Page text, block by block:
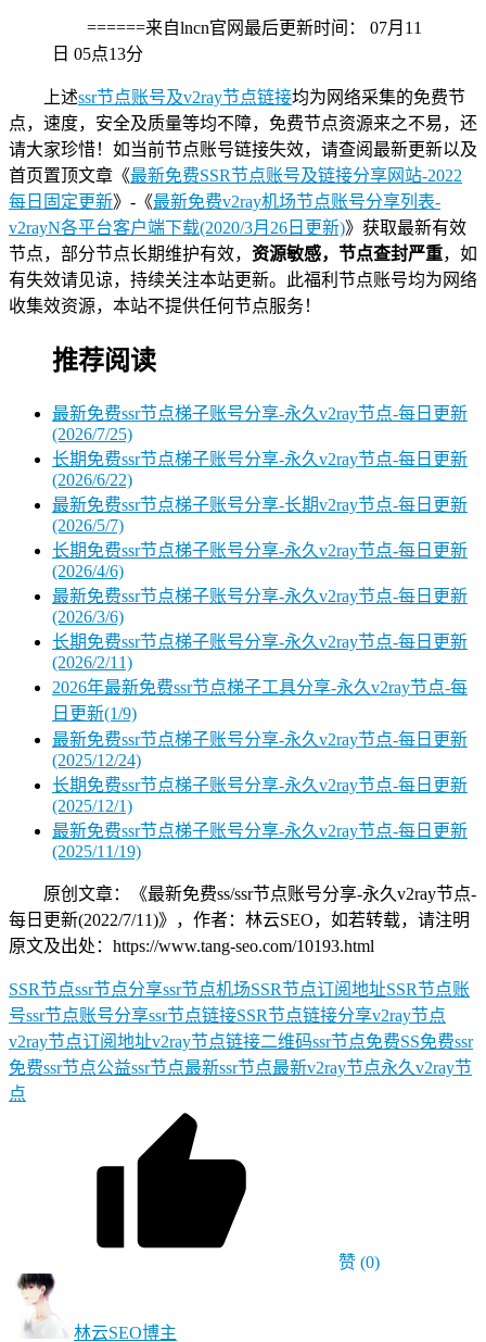
======来自lncn官网最后更新时间： 07月11
日 05点13分
上述ssr节点账号及v2ray节点链接均为网络采集的免费节
点，速度，安全及质量等均不障，免费节点资源来之不易，还
请大家珍惜！如当前节点账号链接失效，请查阅最新更新以及
首页置顶文章《最新免费SSR节点账号及链接分享网站-2022
每日固定更新》-《最新免费v2ray机场节点账号分享列表-
v2rayN各平台客户端下载(2020/3月26日更新)》获取最新有效
节点，部分节点长期维护有效， 资源敏感，节点查封严重，如
有失效请见谅，持续关注本站更新。此福利节点账号均为网络
收集效资源，本站不提供任何节点服务！
推荐阅读
最新免费ssr节点梯子账号分享-永久v2ray节点-每日更新
(2026/7/25)
长期免费ssr节点梯子账号分享-永久v2ray节点-每日更新
(2026/6/22)
最新免费ssr节点梯子账号分享-长期v2ray节点-每日更新
(2026/5/7)
长期免费ssr节点梯子账号分享-永久v2ray节点-每日更新
(2026/4/6)
最新免费ssr节点梯子账号分享-永久v2ray节点-每日更新
(2026/3/6)
长期免费ssr节点梯子账号分享-永久v2ray节点-每日更新
(2026/2/11)
2026年最新免费ssr节点梯子工具分享-永久v2ray节点-每
日更新(1/9)
最新免费ssr节点梯子账号分享-永久v2ray节点-每日更新
(2025/12/24)
长期免费ssr节点梯子账号分享-永久v2ray节点-每日更新
(2025/12/1)
最新免费ssr节点梯子账号分享-永久v2ray节点-每日更新
(2025/11/19)
原创文章：《最新免费ss/ssr节点账号分享-永久v2ray节点-
每日更新(2022/7/11)》，作者：林云SEO，如若转载，请注明
原文及出处：https://www.tang-seo.com/10193.html
SSR节点ssr节点分享ssr节点机场SSR节点订阅地址SSR节点账
号ssr节点账号分享ssr节点链接SSR节点链接分享v2ray节点
v2ray节点订阅地址v2ray节点链接二维码ssr节点免费SS免费ssr
免费ssr节点公益ssr节点最新ssr节点最新v2ray节点永久v2ray节
点
赞 (0)
林云SEO博主